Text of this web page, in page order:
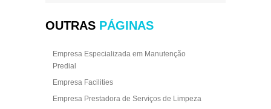
OUTRAS PÁGINAS
Empresa Especializada em Manutenção
Predial
Empresa Facilities
Empresa Prestadora de Serviços de Limpeza